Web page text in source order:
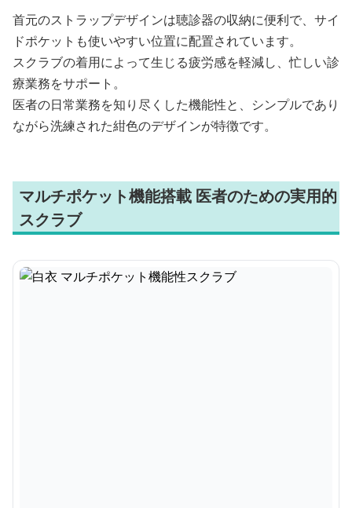
首元のストラップデザインは聴診器の収納に便利で、サイ
ドポケットも使いやすい位置に配置されています。
スクラブの着用によって生じる疲労感を軽減し、忙しい診
療業務をサポート。
医者の日常業務を知り尽くした機能性と、シンプルであり
ながら洗練された紺色のデザインが特徴です。
マルチポケット機能搭載 医者のための実用的
スクラブ